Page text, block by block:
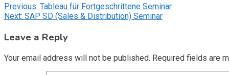
Post
navigation
Previous: Tableau für Fortgeschrittene Seminar
Next: SAP SD (Sales & Distribution) Seminar
Leave a Reply
Your email address will not be published. Required fields are